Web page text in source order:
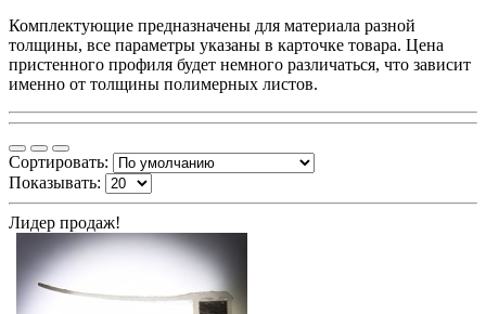
Комплектующие предназначены для материала разной
толщины, все параметры указаны в карточке товара. Цена
пристенного профиля будет немного различаться, что зависит
именно от толщины полимерных листов.
Сортировать:
Показывать:
Лидер продаж!